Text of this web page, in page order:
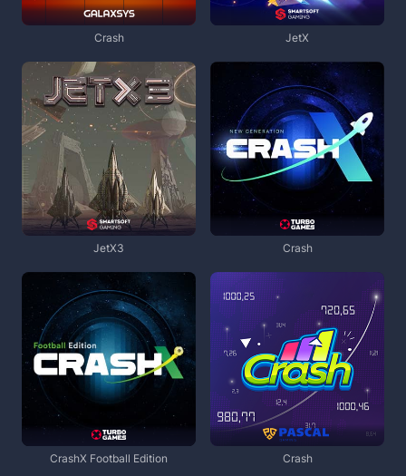
Crash JetX
JetX3 Crash
CrashX Football Edition Crash